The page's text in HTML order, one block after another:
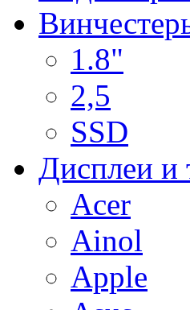
1.8"
2,5
SSD
Дисплеи и
Acer
Ainol
Apple